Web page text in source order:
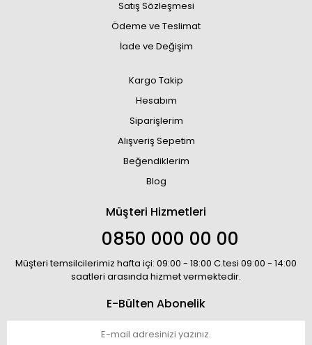
Satış Sözleşmesi
Ödeme ve Teslimat
İade ve Değişim
Kargo Takip
Hesabım
Siparişlerim
Alışveriş Sepetim
Beğendiklerim
Blog
Müşteri Hizmetleri
0850 000 00 00
Müşteri temsilcilerimiz hafta içi: 09:00 - 18:00 C.tesi 09:00 - 14:00
saatleri arasında hizmet vermektedir.
E-Bülten Abonelik